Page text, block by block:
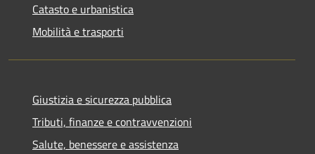
Catasto e urbanistica
Mobilità e trasporti
Giustizia e sicurezza pubblica
Tributi, finanze e contravvenzioni
Salute, benessere e assistenza